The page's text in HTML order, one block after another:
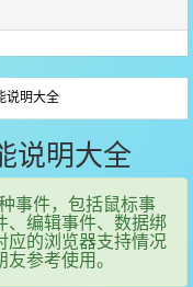
说明大全
说明大全
事件，包括鼠标事
、编辑事件、数据绑
应的浏览器支持情况
参考使用。